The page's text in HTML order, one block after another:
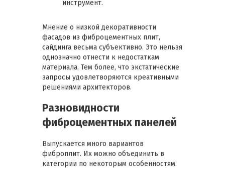
инструмент.
Мнение о низкой декоративности
фасадов из фиброцементных плит,
сайдинга весьма субъективно. Это нельзя
однозначно отнести к недостаткам
материала. Тем более, что экстатические
запросы удовлетворяются креативными
решениями архитекторов.
Разновидности
фиброцементных панелей
Выпускается много вариантов
фиброплит. Их можно объединить в
категории по некоторым особенностям.